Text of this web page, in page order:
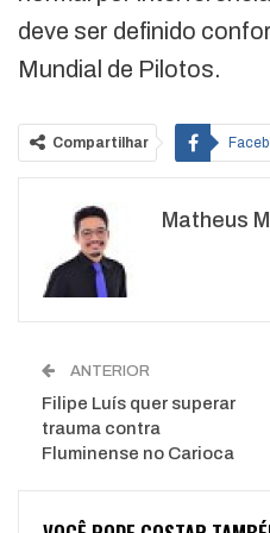
deve ser definido
Mundial de Pilotos.
Compartilhar
WhatsApp
Matheus
ANTERIOR
Filipe Luís quer superar
trauma contra
Fluminense no Carioca